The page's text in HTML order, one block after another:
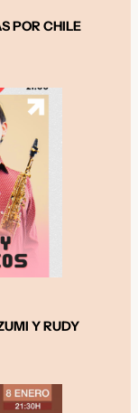
POR CHILE
Y RUDY